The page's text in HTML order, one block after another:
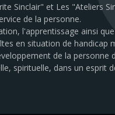
Sinclair" et Les "Ateliers
de la personne.
l'apprentissage ainsi
en situation de handicap
de la personne
spirituelle, dans un esprit